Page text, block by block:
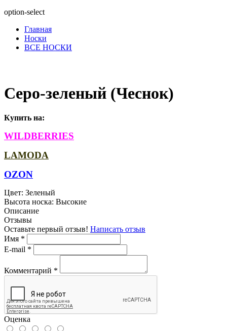
option-select
Главная
Носки
ВСЕ НОСКИ
Серо-зеленый (Чеснок)
Купить на:
WILDBERRIES
LAMODA
OZON
Цвет: Зеленый
Высота носка: Высокие
Описание
Отзывы
Оставьте первый отзыв! Написать отзыв
Имя *
E-mail *
Комментарий *
Оценка